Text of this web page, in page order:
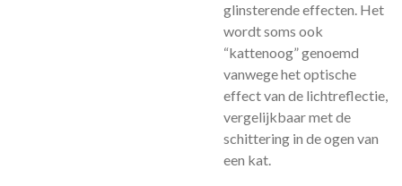
glinsterende effecten. Het
wordt soms ook
“kattenoog” genoemd
vanwege het optische
effect van de lichtreflectie,
vergelijkbaar met de
schittering in de ogen van
een kat.